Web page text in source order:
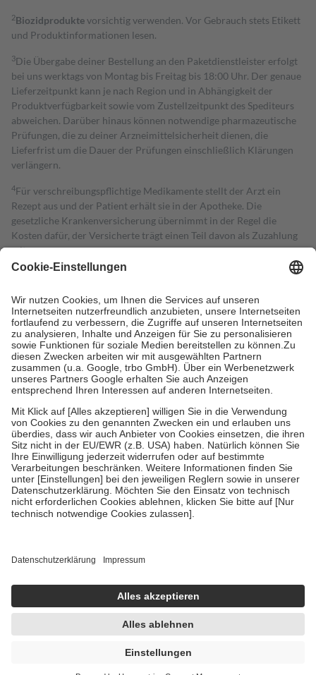
2Biozidproduktevorsichtig verwenden. Vor Gebrauch stets Etikett
und Produktinformationen lesen.
3Die Übergabe deiner Bestellung an den Paketdienstleister erfolgt
bei uns werktags von Montag bis Freitag bis 18:00 Uhr. Der genaue
Lieferzeitpunkt kann je nach Region und in Abhängigkeit der
Produktverfügbarkeit sowie vom Zustellzeitpunkt des Spediteurs
abweichen. Darüber hinaus können notwendige pharmazeutische
Prüfungen, die zu deiner Arzneimittelsicherheit dienen, die
Lieferfrist um die Dauer der Prüfungen einschließlich Klärungen
verlängern.
4Für verschreibungspflichtige Medikamente stellt der Arzt ein
Rezept aus und der Patient erhält sie in der Apotheke. Die
gesetzliche Krankenversicherung übernimmt in der Regel die
Kosten dafür, der Versicherte trägt einen Teil davon als Zuzahlung
mit.
Grundsätzlich leisten Mitglieder Zuzahlungen in Höhe von zehn
höchstens zehn Euro.
Es sind jedoch nie mehr als die tatsächlichen
Kosten der Leistung zu entrichten.
Diese Regeln gelten grundsätzlich auch für Online-Apotheken.
Bei Heilmitteln und häuslicher Krankenpflege beträgt die
Zuzahlung zehn Prozent der Kosten sowie zehn Euro je
Verordnung.
Um das Engagement der Versicherten für ihre eigene Gesundheit zu
stärken und die besondere Stellung der Familie zu unterstützen,
fallenkeine Zuzahlungenan bei:
• Kindern und Jugendlichen bis zum vollendeten 18. Lebensjahr
mit Ausnahme der Fahrkosten
• Untersuchungen zur Vorsorge und Früherkennung, die von der
GKV getragen werden
• empfohlenen Schutzimpfungen
• Harn- und Blutteststreifen
getroffen, um sicherzustellen, dass es sich um echte Bewertungen
https://help.etrusted.com/hc/de/articles/4419944605341
Einige Bilder und Inhalte wurden unter Zuhilfenahme künstlicher